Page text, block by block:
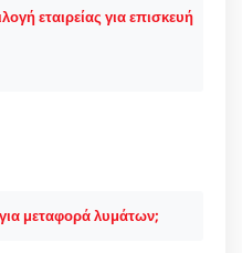
εταιρείας για επισκευή
μεταφορά λυμάτων;